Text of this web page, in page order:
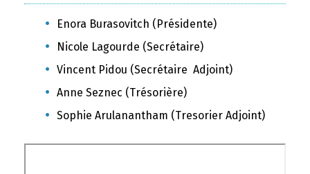
Enora Burasovitch (Présidente)
Nicole Lagourde (Secrétaire)
Vincent Pidou (Secrétaire Adjoint)
Anne Seznec (Trésorière)
Sophie Arulanantham (Tresorier Adjoint)